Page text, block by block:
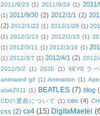
2011/9/23 (1) 2011/9/24 (1) 2011/
(1) 2011/9/30 (2) 2012/1/1 (2)
(2) 2012/1/22 (1) 2012/1/28 (1)
(1) 2012/2/13 (1) 2012/2/15 (1)
(1) 2012/3/11 (1) 2012/3/16 (1)
(1) 2012/3/7 (1) 2012/4/1 (2) 2012/
2012/5/2
(1) 2020 (1) 6EYEラ
animated gif (1) Animation (1)
atok2011 (1) BEATLES (7) blog
CDの選曲について (1) ceo (4)
css (2) cx4 (15) DigitaMaetel